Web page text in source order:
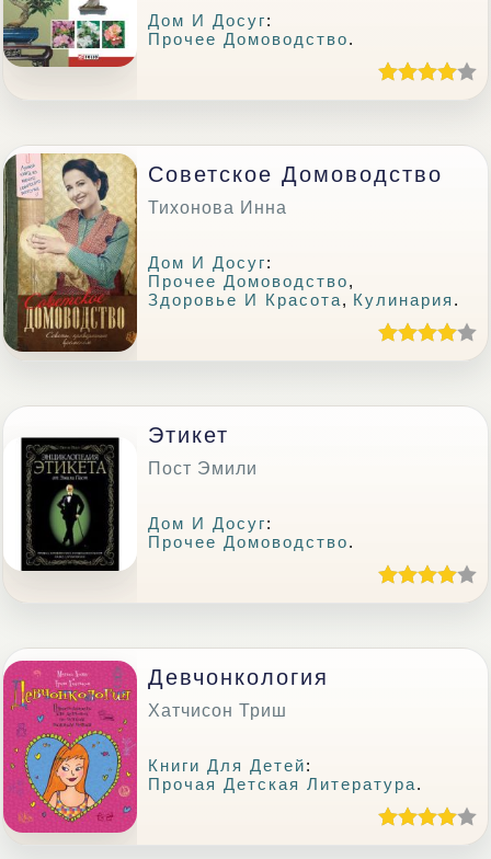
Дом И Досуг:
Прочее Домоводство.
Советское Домоводство
Тихонова Инна
Дом И Досуг:
Прочее Домоводство,
Здоровье И Красота, Кулинария .
Этикет
Пост Эмили
Дом И Досуг:
Прочее Домоводство.
Девчонкология
Хатчисон Триш
Книги Для Детей:
Прочая Детская Литература.